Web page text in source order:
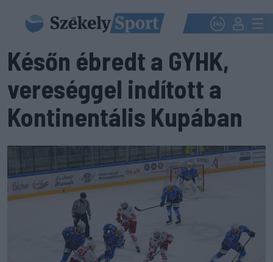
Későn ébredt a GYHK,
vereséggel indított a
Kontinentális Kupában